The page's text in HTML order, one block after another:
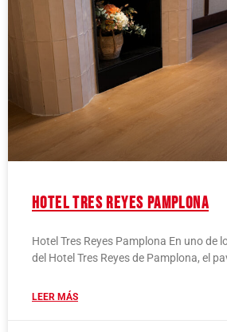
Hotel Tres Reyes Pamplona
Hotel Tres Reyes Pamplona En uno de
del Hotel Tres Reyes de Pamplona, el
LEER MÁS